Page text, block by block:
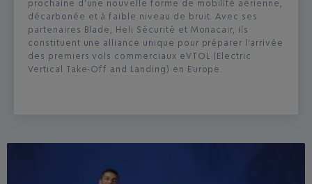
prochaine d’une nouvelle forme de mobilité aérienne,
décarbonée et à faible niveau de bruit. Avec ses
partenaires Blade, Heli Sécurité et Monacair, ils
constituent une alliance unique pour préparer l'arrivée
des premiers vols commerciaux eVTOL (Electric
Vertical Take-Off and Landing) en Europe.